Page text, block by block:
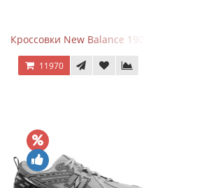
Кроссовки New Balance 1906A Black Silver
11970